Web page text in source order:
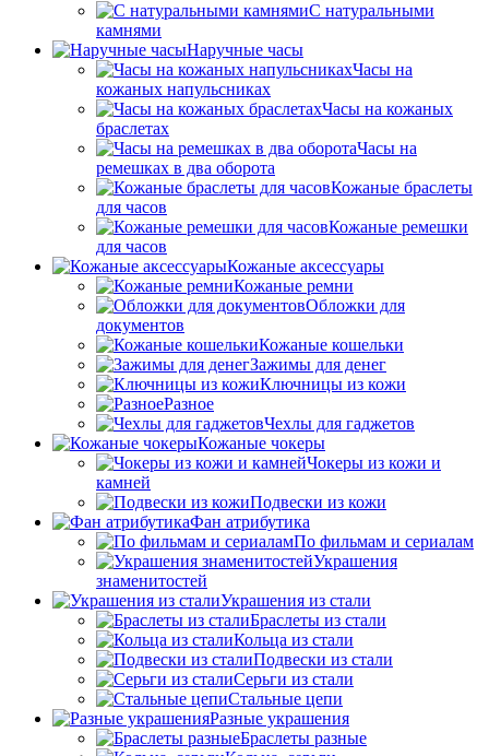
С натуральными
камнями
Наручные часы
Часы на
кожаных напульсниках
Часы на кожаных
браслетах
Часы на
ремешках в два оборота
Кожаные браслеты
для часов
Кожаные ремешки
для часов
Кожаные аксессуары
Кожаные ремни
Обложки для
документов
Кожаные кошельки
Зажимы для денег
Ключницы из кожи
Разное
Чехлы для гаджетов
Кожаные чокеры
Чокеры из кожи и
камней
Подвески из кожи
Фан атрибутика
По фильмам и сериалам
Украшения
знаменитостей
Украшения из стали
Браслеты из стали
Кольца из стали
Подвески из стали
Серьги из стали
Стальные цепи
Разные украшения
Браслеты разные